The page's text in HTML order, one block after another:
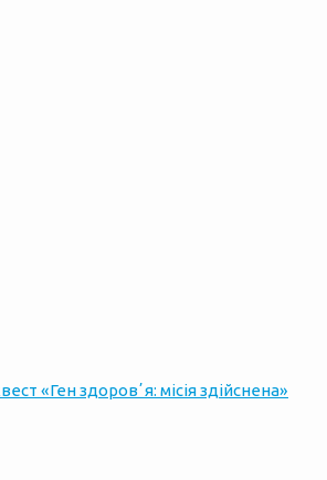
«Ген здоровʼя: місія здійснена»